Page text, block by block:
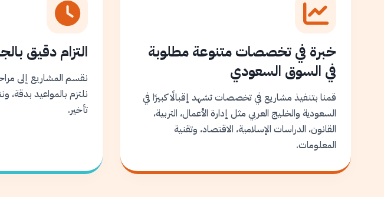
خبرة في تخصصات متنوعة مطلوبة
في السوق السعودي
قمنا بتنفيذ مشاريع في تخصصات تشهد إقبالًا كبيرًا في
السعودية والخليج العربي مثل إدارة الأعمال، التربية،
القانون، الدراسات الإسلامية، الاقتصاد، وتقنية
المعلومات.
التزام دقيق
نقسم المشاريع إلى
نلتزم بالمواعيد
تأخير.